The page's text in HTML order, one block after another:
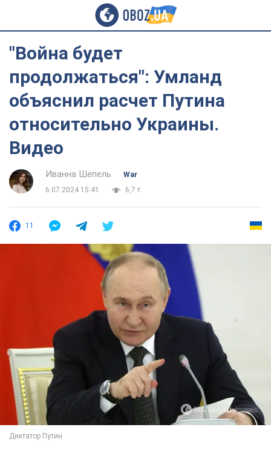
"Война будет
продолжаться": Умланд
объяснил расчет Путина
относительно Украины.
Видео
Иванна Шепель
War
6.07.2024 15:41
6,7 т.
11